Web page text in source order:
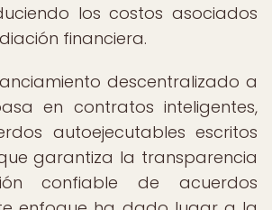
los costos asociados
financiera.
descentralizado a
en contratos inteligentes,
autoejecutables escritos
garantiza la transparencia
confiable de acuerdos